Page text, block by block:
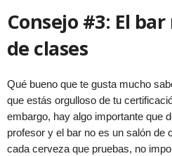
Consejo #3: El
de clases
Qué bueno que te gusta mucho
que estás orgulloso de tu
embargo, hay algo importante que
profesor y el bar no es un salón de
cada cerveza que pruebas, no